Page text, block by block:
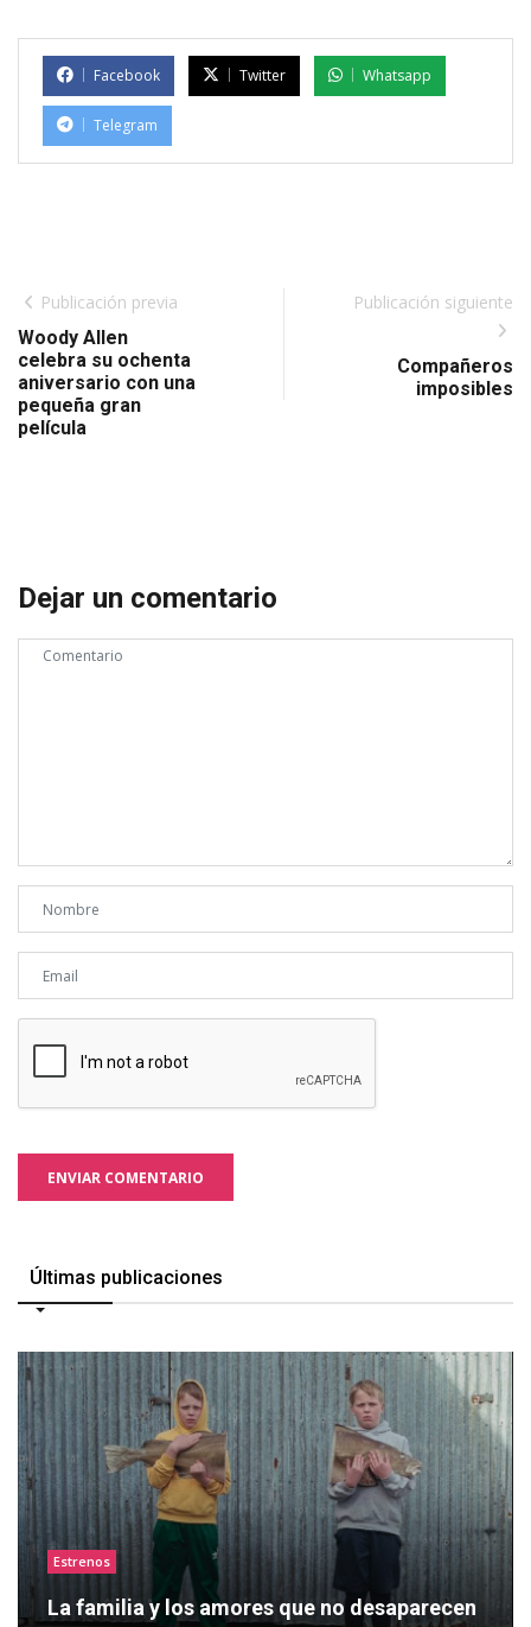
Facebook Twitter Whatsapp
Telegram
Publicación previa
Woody Allen
celebra su ochenta
aniversario con una
pequeña gran
película
Publicación siguiente
Compañeros
imposibles
Dejar un comentario
ENVIAR COMENTARIO
Últimas publicaciones
Estrenos
La familia y los amores que no desaparecen